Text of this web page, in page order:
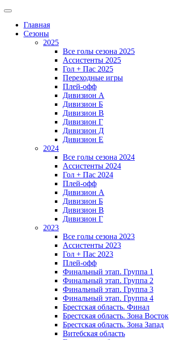
Главная
Сезоны
2025
Все голы сезона 2025
Ассистенты 2025
Гол + Пас 2025
Переходные игры
Плей-офф
Дивизион A
Дивизион Б
Дивизион В
Дивизион Г
Дивизион Д
Дивизион Е
2024
Все голы сезона 2024
Ассистенты 2024
Гол + Пас 2024
Плей-офф
Дивизион A
Дивизион Б
Дивизион В
Дивизион Г
2023
Все голы сезона 2023
Ассистенты 2023
Гол + Пас 2023
Плей-офф
Финальный этап. Группа 1
Финальный этап. Группа 2
Финальный этап. Группа 3
Финальный этап. Группа 4
Брестская область. Финал
Брестская область. Зона Восток
Брестская область. Зона Запад
Витебская область